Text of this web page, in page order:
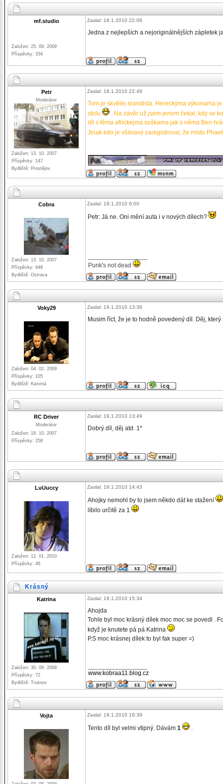
mf.studio
Založen: 25. 09. 2009
Příspěvky: 334
Zaslal: 18.1.2010 22:06
Jedna z nejlepších a nejoriginálnějších zápletek
Petr
Moderátor
Založen: 13. 10. 2007
Příspěvky: 147
Bydliště: Prostějov
Zaslal: 18.1.2010 22:48
Tom je skvělej srandista. Hereckýma výkonama
stolu
. Na závěr už jsem jenom čekal, kdy se
díl s těma africkejma soškama jak s něma Ben
Jinak kdo je všímavý zaregistroval, že místo
Cobra
Založen: 13. 10. 2007
Příspěvky: 948
Bydliště: Ostrava
Zaslal: 19.1.2010 6:00
Petr: Já ne. Oni mění auta i v nových dílech?
Punk's not dead
Voky29
Založen: 04. 02. 2009
Příspěvky: 105
Bydliště: Karviná
Zaslal: 19.1.2010 13:36
Musim říct, že je to hodně povedený díl. Děj,
RC Driver
Moderátor
Založen: 18. 10. 2007
Příspěvky: 258
Zaslal: 19.1.2010 13:49
Dobrý díl, děj atd. 1*
LuUuccy
Založen: 12. 01. 2010
Příspěvky: 46
Zaslal: 19.1.2010 14:43
Ahojky nemohl by to jsem někdo dát ke stažení
líbilo určitě za 1
Krásný
Katrina
Založen: 30. 09. 2008
Příspěvky: 72
Bydliště: Trutnov
Zaslal: 19.1.2010 15:34
Ahojda
Tohle byl moc krásný dílek moc moc se povedl .
když je knutete pá pá Katrina
P.S moc krásnej dílek to byl fak super =)
www.kobraa11.blog.cz
Vojta Zaslal: 19.1.2010 16:39
Tento díl byl velmi vtipný. Dávám 1 .